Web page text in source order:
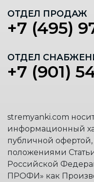
ОТДЕЛ ПРОДАЖ
+7 (495)
ОТДЕЛ
+7 (901)
stremyanki.com
информационный
публичной
положениями
Российской
ПРОФИ» как